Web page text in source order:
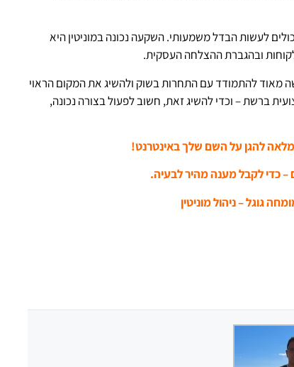
לעשות הבדל משמעותי. השקעה נכונה במוניטין היא
ובהגברת ההצלחה העסקית.
מאוד להתמודד עם התחרות בשוק ולהשיג את המקום הראוי
ברשת – וכדי להשיג זאת, חשוב לפעול בצורה נכונה,
מלאה להגן על השם שלך באינטרנט!
– כדי לקבל מענה מהיר לבעיה.
גוגל – ניהול מוניטין